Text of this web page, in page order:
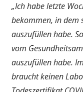
„Ich habe letzte
bekommen, in dem
auszufüllen habe.
vom
auszufüllen habe.
braucht keinen